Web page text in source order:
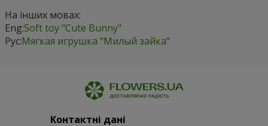
На інших мовах:
Eng:Soft toy "Cute Bunny"
Рус:Мягкая игрушка "Милый зайка"
Контактні дані